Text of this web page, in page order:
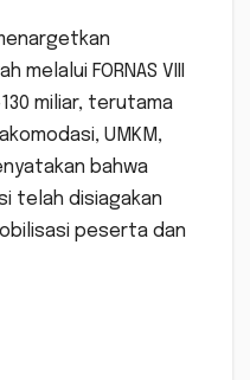
FORNAS VIII
miliar, terutama
UMKM,
bahwa
telah disiagakan
peserta dan